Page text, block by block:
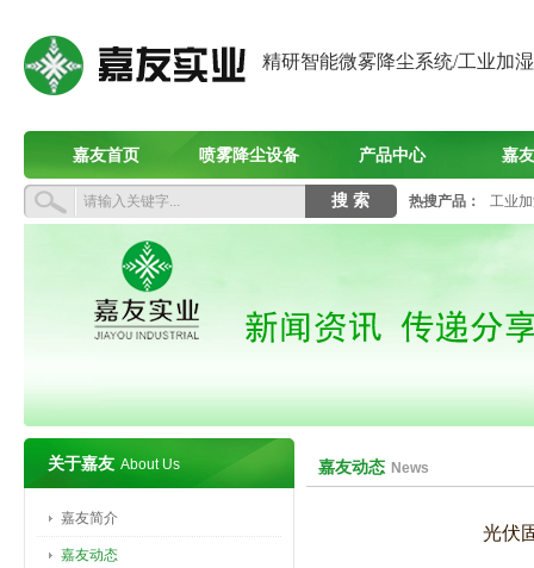
精研智能微雾降尘系统/工业加
嘉友首页 喷雾降尘设备 产品中心 嘉
热搜产品： 工业
关于嘉友 About Us
嘉友简介
嘉友动态
嘉友动态 News
光伏